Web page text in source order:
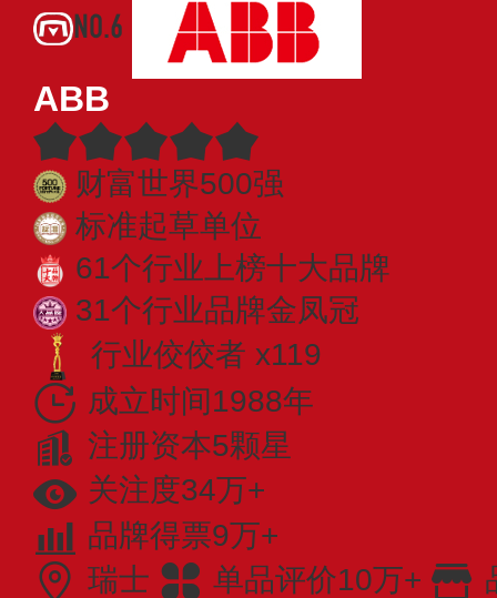
NO.6
ABB
财富世界500强
标准起草单位
61个行业上榜十大品牌
31个行业品牌金凤冠
行业佼佼者 x119
成立时间1988年
注册资本5颗星
关注度34万+
品牌得票9万+
瑞士
单品评价10万+